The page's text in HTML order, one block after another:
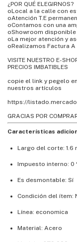
¿POR QUÉ ELEGIRNOS?
oLocal a la calle con
oAtención T.E
oContamos con una
oShowroom
oLa mejor atención y
oRealizamos Factura A
VISITE NUESTRO E-
PRECIOS IMBATIBLES
copie el link y pegelo
nuestros artículos
https://
GRACIAS POR
Características
Largo del corte: 1.6
Impuesto interno: 0
Es desmontable: Sí
Condición del ítem:
Línea: economica
Material: Acero